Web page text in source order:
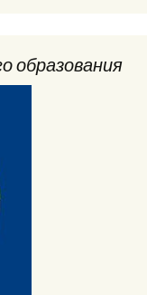
образования